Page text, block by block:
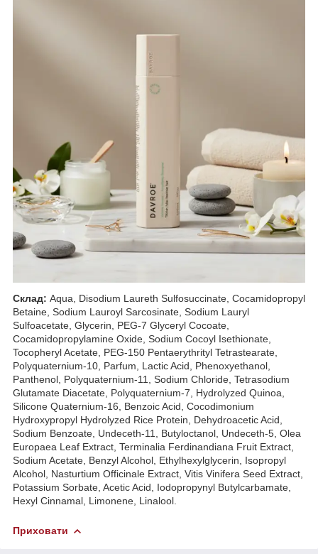
Склад: Aqua, Disodium Laureth Sulfosuccinate, Cocamidopropyl
Betaine, Sodium Lauroyl Sarcosinate, Sodium Lauryl
Sulfoacetate, Glycerin, PEG-7 Glyceryl Cocoate,
Cocamidopropylamine Oxide, Sodium Cocoyl Isethionate,
Tocopheryl Acetate, PEG-150 Pentaerythrityl Tetrastearate,
Polyquaternium-10, Parfum, Lactic Acid, Phenoxyethanol,
Panthenol, Polyquaternium-11, Sodium Chloride, Tetrasodium
Glutamate Diacetate, Polyquaternium-7, Hydrolyzed Quinoa,
Silicone Quaternium-16, Benzoic Acid, Cocodimonium
Hydroxypropyl Hydrolyzed Rice Protein, Dehydroacetic Acid,
Sodium Benzoate, Undeceth-11, Butyloctanol, Undeceth-5, Olea
Europaea Leaf Extract, Terminalia Ferdinandiana Fruit Extract,
Sodium Acetate, Benzyl Alcohol, Ethylhexylglycerin, Isopropyl
Alcohol, Nasturtium Officinale Extract, Vitis Vinifera Seed Extract,
Potassium Sorbate, Acetic Acid, Iodopropynyl Butylcarbamate,
Hexyl Cinnamal, Limonene, Linalool.
Приховати